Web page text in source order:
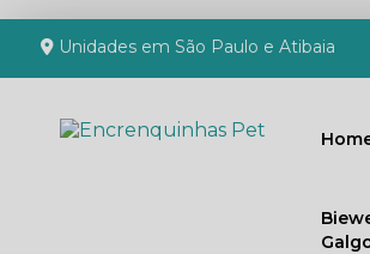
Unidades em São Paulo e Atibaia